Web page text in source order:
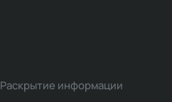
Раскрытие информации